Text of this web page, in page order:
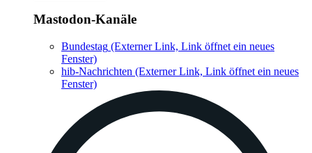
Mastodon-Kanäle
Bundestag (Externer Link, Link öffnet ein neues
Fenster)
hib-Nachrichten (Externer Link, Link öffnet ein neues
Fenster)